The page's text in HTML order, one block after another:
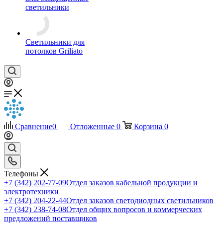
светильники
Светильники для
потолков Griliato
Сравнение0 Отложенные 0 Корзина 0
Телефоны
+7 (342) 202-77-09Отдел заказов кабельной продукции и
электротехники
+7 (342) 204-22-44Отдел заказов светодиодных светильников
+7 (342) 238-74-08Отдел общих вопросов и коммерческих
предложений поставщиков